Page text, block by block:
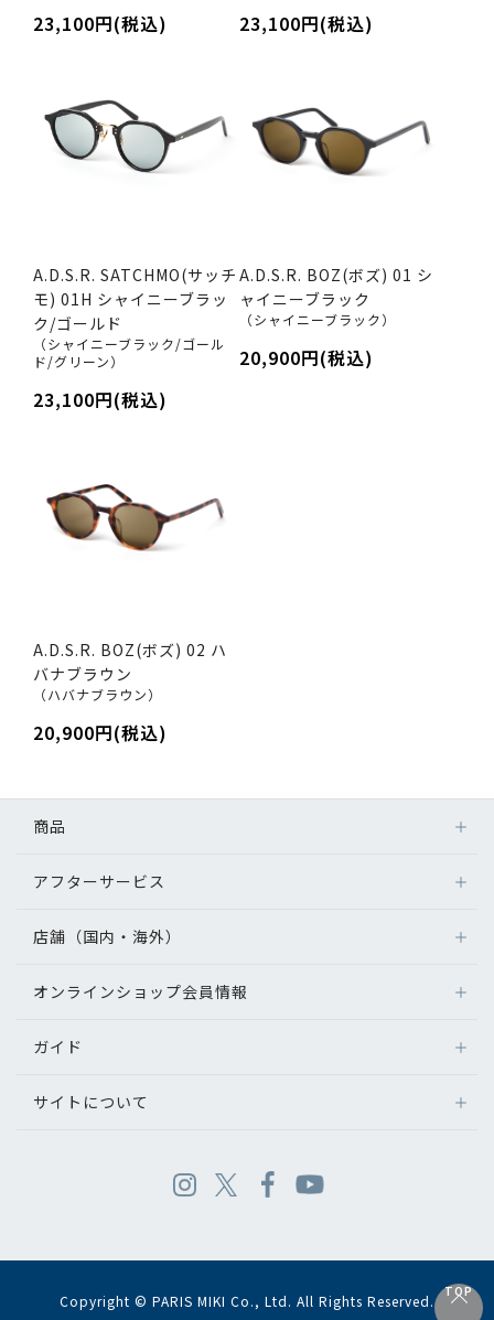
23,100円(税込) 23,100円(税込)
A.D.S.R. SATCHMO(サッチ
モ) 01H シャイニーブラッ
ク/ゴールド
（シャイニーブラック/ゴール
ド/グリーン）
23,100円(税込)
A.D.S.R. BOZ(ボズ) 01 シ
ャイニーブラック
（シャイニーブラック）
20,900円(税込)
A.D.S.R. BOZ(ボズ) 02 ハ
バナブラウン
（ハバナブラウン）
20,900円(税込)
TOP
商品
アフターサービス
店舗（国内・海外）
オンラインショップ会員情報
ガイド
サイトについて
Copyright © PARIS MIKI Co., Ltd. All Rights Reserved.